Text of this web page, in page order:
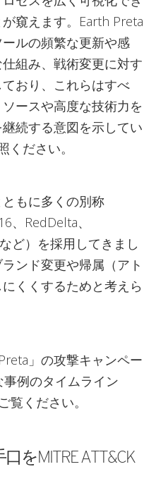
窺えます。Earth Preta
ルの頻繁な更新や感
組み、戦術変更に対す
おり、これらはすべ
ースや高度な技術力を
続する意図を示してい
ください。
もに多くの別称
、RedDelta、
ど）を採用してきまし
ンド変更や帰属（アト
くくするためと考えら
」の攻撃キャンペー
例のタイムライン
覧ください。
をMITRE ATT&CK